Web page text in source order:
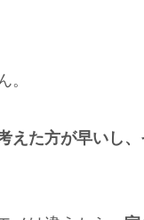
。
えた方が早いし